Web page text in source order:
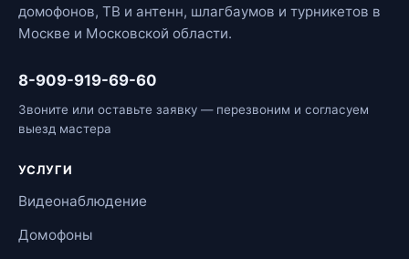
домофонов, ТВ и антенн, шлагбаумов и турникетов в
Москве и Московской области.
8-909-919-69-60
Звоните или оставьте заявку — перезвоним и согласуем
выезд мастера
УСЛУГИ
Видеонаблюдение
Домофоны